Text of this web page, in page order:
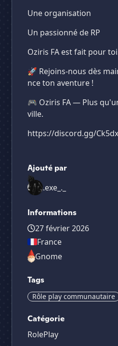
Une organisation
Un passionné de RP
Oziris FA est fait pour
🚀 Rejoins-nous dès
nce ton aventure !
🎮 Oziris FA — Plus
ville.
https://discord.gg/
Ajouté par
.exe_._
Informations
27 février 2026
France
Gnome
Tags
Rôle play communautaire
Catégorie
RolePlay